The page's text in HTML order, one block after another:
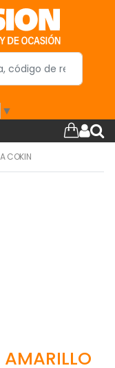
▼
COKIN